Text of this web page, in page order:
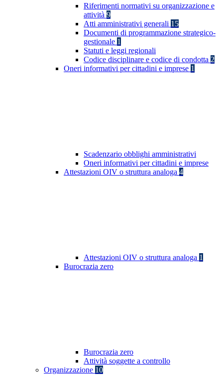
Riferimenti normativi su organizzazione e
attività 9
Atti amministrativi generali 15
Documenti di programmazione strategico-
gestionale 1
Statuti e leggi regionali
Codice disciplinare e codice di condotta 2
Oneri informativi per cittadini e imprese 1
Scadenzario obblighi amministrativi
Oneri informativi per cittadini e imprese
Attestazioni OIV o struttura analoga 4
Attestazioni OIV o struttura analoga 1
Burocrazia zero
Burocrazia zero
Attività soggette a controllo
Organizzazione 10